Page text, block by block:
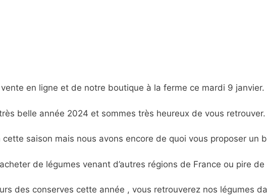
en ligne et de notre boutique à la ferme ce mardi 9 janvier.
belle année 2024 et sommes très heureux de vous retrouver.
saison mais nous avons encore de quoi vous proposer un
de légumes venant d’autres régions de France ou pire de
des conserves cette année , vous retrouverez nos légumes